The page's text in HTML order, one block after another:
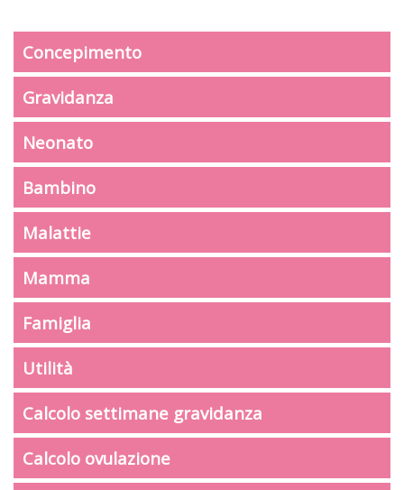
Concepimento
Gravidanza
Neonato
Bambino
Malattie
Mamma
Famiglia
Utilità
Calcolo settimane gravidanza
Calcolo ovulazione